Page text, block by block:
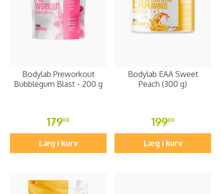
Bodylab Preworkout
Bubblegum Blast - 200 g
17900
Læg i kurv
Bodylab EAA Sweet
Peach (300 g)
19900
Læg i kurv